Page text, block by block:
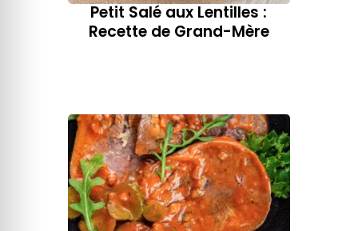
Petit Salé aux Lentilles :
Recette de Grand-Mère